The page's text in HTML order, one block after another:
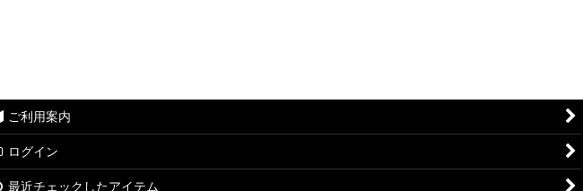
ご利用案内
ログイン
最近チェックしたアイテム